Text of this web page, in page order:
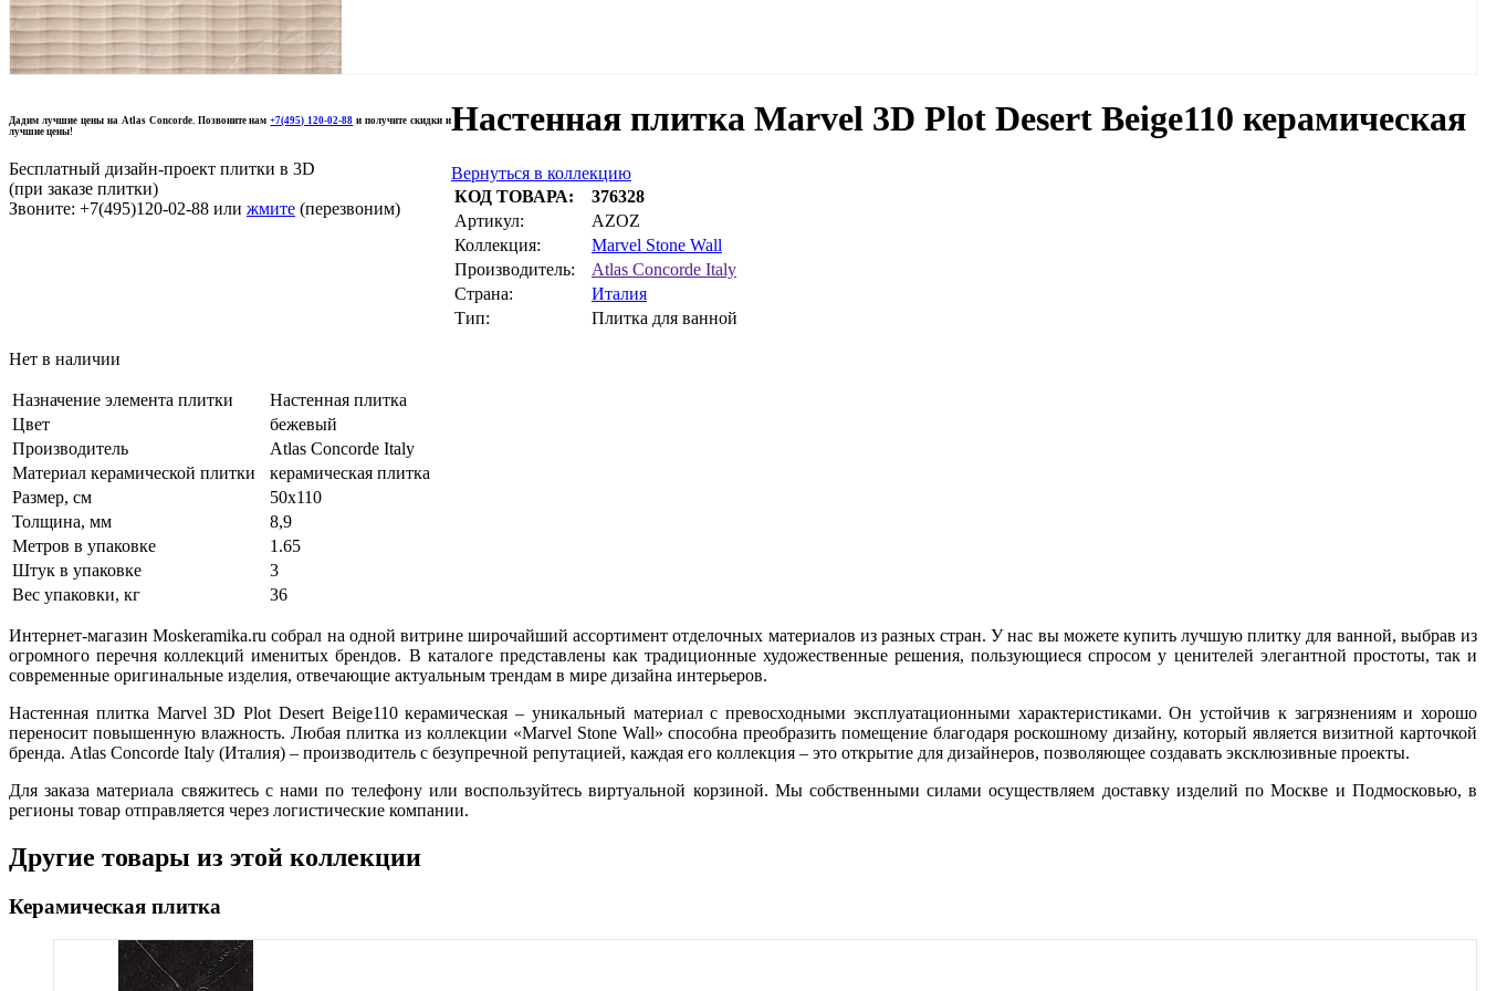
Дадим лучшие цены на Atlas Concorde. Позвоните нам+7(495) 120-02-88 и получите скидки и
лучшие цены!
Бесплатный дизайн-проект плитки в 3D
(при заказе плитки)
Звоните: +7(495)120-02-88 или жмите (перезвоним)
Настенная плитка Marvel 3D Plot Desert Beige110 керамическая
Вернуться в коллекцию
КОД ТОВАРА:
376328
Артикул:
AZOZ
Коллекция:
Marvel Stone Wall
Производитель:
Atlas Concorde Italy
Страна:
Италия
Тип:
Плитка для ванной
Нет в наличии
Назначение элемента плитки
Настенная плитка
Цвет
бежевый
Производитель
Atlas Concorde Italy
Материал керамической плитки
керамическая плитка
Размер, см
50х110
Толщина, мм
8,9
Метров в упаковке
1.65
Штук в упаковке
3
Вес упаковки, кг
36
Интернет-магазин Moskeramika.ru собрал на одной витрине широчайший ассортимент отделочных материалов из разных стран. У нас вы можете купить лучшую плитку для ванной, выбрав из
огромного перечня коллекций именитых брендов. В каталоге представлены как традиционные художественные решения, пользующиеся спросом у ценителей элегантной простоты, так и
современные оригинальные изделия, отвечающие актуальным трендам в мире дизайна интерьеров.
Настенная плитка Marvel 3D Plot Desert Beige110 керамическая – уникальный материал с превосходными эксплуатационными характеристиками. Он устойчив к загрязнениям и хорошо
переносит повышенную влажность. Любая плитка из коллекции «Marvel Stone Wall» способна преобразить помещение благодаря роскошному дизайну, который является визитной карточкой
бренда. Atlas Concorde Italy (Италия) – производитель с безупречной репутацией, каждая его коллекция – это открытие для дизайнеров, позволяющее создавать эксклюзивные проекты.
Для заказа материала свяжитесь с нами по телефону или воспользуйтесь виртуальной корзиной. Мы собственными силами осуществляем доставку изделий по Москве и Подмосковью, в
регионы товар отправляется через логистические компании.
Другие товары из этой коллекции
Керамическая плитка